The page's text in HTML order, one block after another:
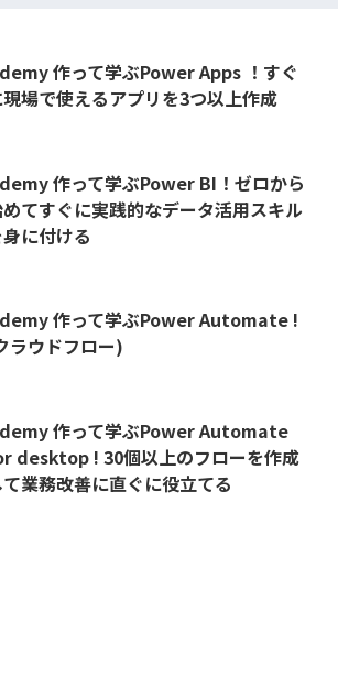
作って学ぶPower Apps ！すぐ
現場で使えるアプリを3つ以上作成
作って学ぶPower BI！ゼロから
てすぐに実践的なデータ活用スキル
に付ける
作って学ぶPower Automate !
ラウドフロー)
作って学ぶPower Automate
desktop ! 30個以上のフローを作成
て業務改善に直ぐに役立てる